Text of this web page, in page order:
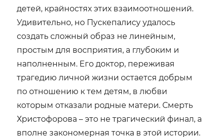
детей, крайностях этих взаимоотношений.
Удивительно, но Пускепалису удалось
создать сложный образ не линейным,
простым для восприятия, а глубоким и
наполненным. Его доктор, переживая
трагедию личной жизни остается добрым
по отношению к тем детям, в любви
которым отказали родные матери. Смерть
Христофорова – это не трагический финал, а
вполне закономерная точка в этой истории.